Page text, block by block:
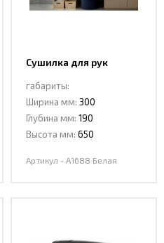
Сушилка для рук
габариты:
Ширина мм: 300
Глубина мм: 190
Высота мм: 650
Артикул - A1688 Белая